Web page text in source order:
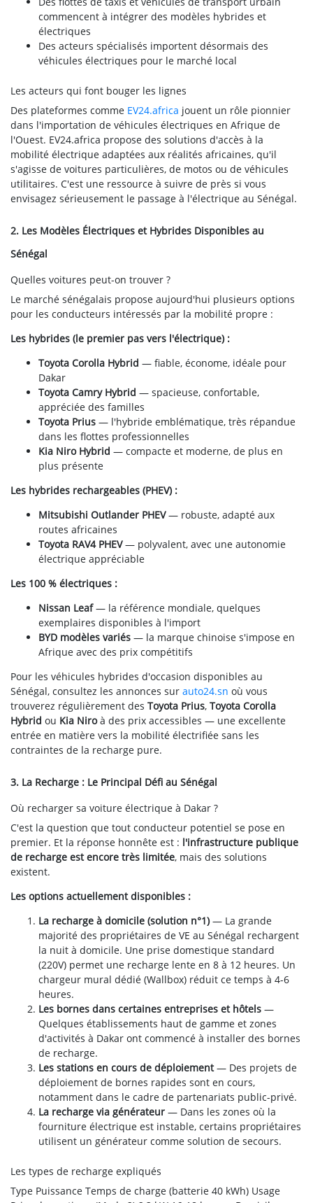
commencent à intégrer des modèles hybrides et
électriques
Des acteurs spécialisés importent désormais des
véhicules électriques pour le marché local
Les acteurs qui font bouger les lignes
Des plateformes comme EV24.africa jouent un rôle pionnier
dans l'importation de véhicules électriques en Afrique de
l'Ouest. EV24.africa propose des solutions d'accès à la
mobilité électrique adaptées aux réalités africaines, qu'il
s'agisse de voitures particulières, de motos ou de véhicules
utilitaires. C'est une ressource à suivre de près si vous
envisagez sérieusement le passage à l'électrique au Sénégal.
2. Les Modèles Électriques et Hybrides Disponibles au
Sénégal
Quelles voitures peut-on trouver ?
Le marché sénégalais propose aujourd'hui plusieurs options
pour les conducteurs intéressés par la mobilité propre :
Les hybrides (le premier pas vers l'électrique) :
Toyota Corolla Hybrid — fiable, économe, idéale pour
Dakar
Toyota Camry Hybrid — spacieuse, confortable,
appréciée des familles
Toyota Prius — l'hybride emblématique, très répandue
dans les flottes professionnelles
Kia Niro Hybrid — compacte et moderne, de plus en
plus présente
Les hybrides rechargeables (PHEV) :
Mitsubishi Outlander PHEV— robuste, adapté aux
routes africaines
Toyota RAV4 PHEV— polyvalent, avec une autonomie
électrique appréciable
Les 100 % électriques :
Nissan Leaf— la référence mondiale, quelques
exemplaires disponibles à l'import
BYD modèles variés — la marque chinoise s'impose en
Afrique avec des prix compétitifs
Pour les véhicules hybrides d'occasion disponibles au
Sénégal, consultez les annonces sur auto24.sn où vous
trouverez régulièrement des Toyota Prius, Toyota Corolla
Hybrid ou Kia Niroà des prix accessibles — une excellente
entrée en matière vers la mobilité électrifiée sans les
contraintes de la recharge pure.
3. La Recharge : Le Principal Défi au Sénégal
Où recharger sa voiture électrique à Dakar ?
C'est la question que tout conducteur potentiel se pose en
premier. Et la réponse honnête est : l'infrastructure publique
de recharge est encore très limitée, mais des solutions
existent.
Les options actuellement disponibles :
La recharge à domicile (solution n°1)— La grande
majorité des propriétaires de VE au Sénégal rechargent
la nuit à domicile. Une prise domestique standard
(220V) permet une recharge lente en 8 à 12 heures. Un
chargeur mural dédié (Wallbox) réduit ce temps à 4-6
heures.
Les bornes dans certaines entreprises et hôtels —
Quelques établissements haut de gamme et zones
d'activités à Dakar ont commencé à installer des bornes
de recharge.
Les stations en cours de déploiement— Des projets de
déploiement de bornes rapides sont en cours,
notamment dans le cadre de partenariats public-privé.
La recharge via générateur — Dans les zones où la
fourniture électrique est instable, certains propriétaires
utilisent un générateur comme solution de secours.
Les types de recharge expliqués
Type Puissance Temps de charge (batterie 40 kWh) Usage